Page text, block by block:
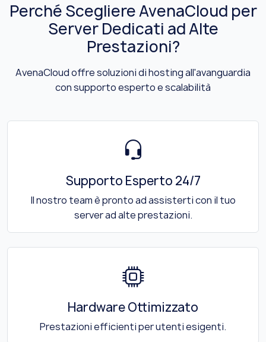
Perché Scegliere AvenaCloud per
Server Dedicati ad Alte
Prestazioni?
AvenaCloud offre soluzioni di hosting all'avanguardia
con supporto esperto e scalabilità
Supporto Esperto 24/7
Il nostro team è pronto ad assisterti con il tuo
server ad alte prestazioni.
Hardware Ottimizzato
Prestazioni efficienti per utenti esigenti.